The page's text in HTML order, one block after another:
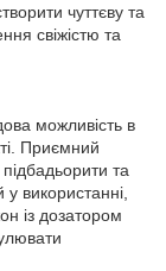
чуттєву та
свіжістю та
можливість в
Приємний
та
використанні,
із дозатором